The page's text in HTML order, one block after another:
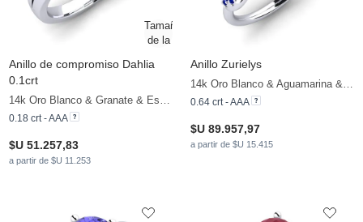
Anillo de compromiso Dahlia
0.1crt
14k Oro Blanco & Granate & Esmeralda
0.18 crt - AAA
$U 51.257,83
a partir de $U 11.253
Anillo Zurielys
14k Oro Blanco & Aguamarina & Zafiro
0.64 crt - AAA
$U 89.957,97
a partir de $U 15.415